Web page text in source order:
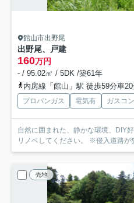
館山市出野尾
出野尾、戸建
160万円
- / 95.02㎡ / 5DK /築61年
内房線「館山」駅 徒歩59分車
プロパンガス 電気有 ガスコ
自然に囲まれた、静かな環境、DIY
リノベしてください。 ※侵入道路が
売地